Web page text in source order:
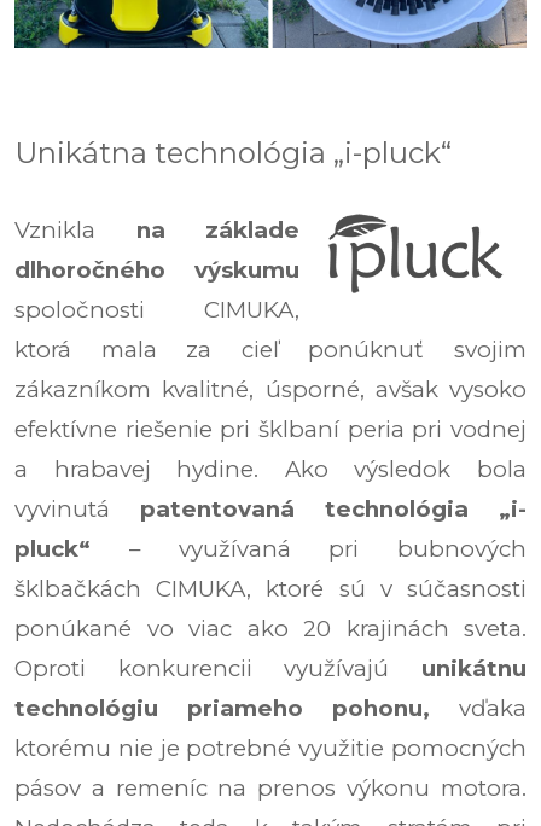
Unikátna technológia „i-pluck“
Vznikla na základe
dlhoročného výskumu
spoločnosti CIMUKA,
ktorá mala za cieľ ponúknuť svojim
zákazníkom kvalitné, úsporné, avšak vysoko
efektívne riešenie pri šklbaní peria pri vodnej
a hrabavej hydine. Ako výsledok bola
vyvinutá patentovaná technológia „i-
pluck“ – využívaná pri bubnových
šklbačkách CIMUKA, ktoré sú v súčasnosti
ponúkané vo viac ako 20 krajinách sveta.
Oproti konkurencii využívajú unikátnu
technológiu priameho pohonu, vďaka
ktorému nie je potrebné využitie pomocných
pásov a remeníc na prenos výkonu motora.